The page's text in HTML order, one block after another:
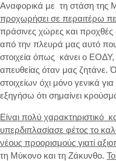
Αναφορικά με τη στάση της
προχωρήσει σε περαιτέρω
πράσινες χώρες και
από την πλευρά μας αυτό
στοιχεία όπως κάνει ο ΕΟΔΥ,
απευθείας όταν μας ζητάνε.
στοιχείων όχι μόνο γενικά
εξηγήσω ότι σημαίνει
Είναι πολύ χαρακτηριστικό
υπερδιπλασίασε φέτος το
νέους προορισμούς γιατί
τη Μύκονο και τη Ζάκυνθο.